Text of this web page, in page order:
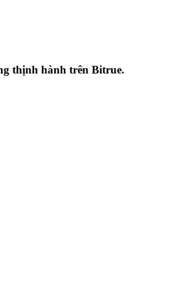
thịnh hành trên Bitrue.